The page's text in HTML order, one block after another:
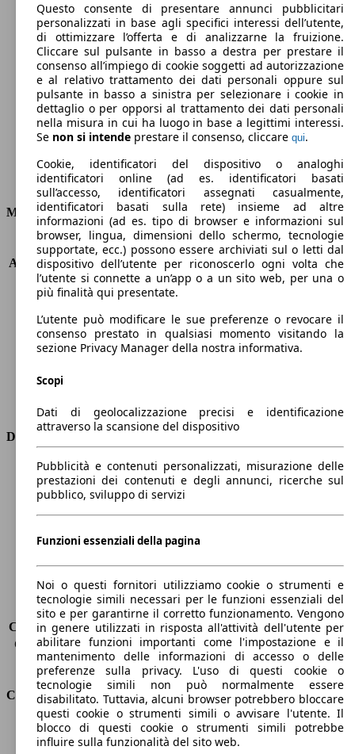
96 g/km
Emissioni di CO2 (combinato)*
Consumi
Motore e Prestazioni
KW (PS)
73 kW (99 PS)
Accelerazione (0-100 km/h)
10.9s
Velocità massima (km/h)
180 km/h
Numero di marce
-
Coppia
142 nm
Cilindrata
1798 ccm
Carburante
Elettrica/Benzina
Trasmissione
Dimensioni
Lunghezza
4600 mm
Altezza
1490 mm
Larghezza
Peso massimo
1815 kg
Sedili
5
Carico sul tetto
-
Capacità di traino (senza freni) -
Capacità di traino (con freni)
345 kg
Volume del bagagliaio
530 - 1658 l
Consumi
Emissioni di CO2*
96 g/km (komb.)
Consumo (urbano)
4.1 l/100km
Questo consente di presentare annunci pubblicitari
personalizzati in base agli specifici interessi dell’utente,
di ottimizzare l’offerta e di analizzarne la fruizione.
Cliccare sul pulsante in basso a destra per prestare il
consenso all’impiego di cookie soggetti ad autorizzazione
e al relativo trattamento dei dati personali oppure sul
pulsante in basso a sinistra per selezionare i cookie in
dettaglio o per opporsi al trattamento dei dati personali
nella misura in cui ha luogo in base a legittimi interessi.
Se non si intende prestare il consenso, cliccare qui.
Cookie, identificatori del dispositivo o analoghi
identificatori online (ad es. identificatori basati
sull’accesso, identificatori assegnati casualmente,
identificatori basati sulla rete) insieme ad altre
informazioni (ad es. tipo di browser e informazioni sul
browser, lingua, dimensioni dello schermo, tecnologie
supportate, ecc.) possono essere archiviati sul o letti dal
dispositivo dell’utente per riconoscerlo ogni volta che
l’utente si connette a un’app o a un sito web, per una o
più finalità qui presentate.
L’utente può modificare le sue preferenze o revocare il
consenso prestato in qualsiasi momento visitando la
sezione Privacy Manager della nostra informativa.
Scopi
Dati di geolocalizzazione precisi e identificazione
attraverso la scansione del dispositivo
Pubblicità e contenuti personalizzati, misurazione delle
prestazioni dei contenuti e degli annunci, ricerche sul
pubblico, sviluppo di servizi
Funzioni essenziali della pagina
Noi o questi fornitori utilizziamo cookie o strumenti e
tecnologie simili necessari per le funzioni essenziali del
sito e per garantirne il corretto funzionamento. Vengono
in genere utilizzati in risposta all'attività dell'utente per
abilitare funzioni importanti come l'impostazione e il
mantenimento delle informazioni di accesso o delle
preferenze sulla privacy. L'uso di questi cookie o
tecnologie simili non può normalmente essere
disabilitato. Tuttavia, alcuni browser potrebbero bloccare
questi cookie o strumenti simili o avvisare l'utente. Il
blocco di questi cookie o strumenti simili potrebbe
influire sulla funzionalità del sito web.